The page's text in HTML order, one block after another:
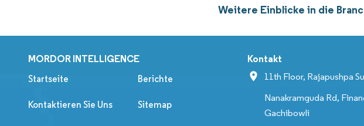
Weitere Einblicke in die
MORDOR INTELLIGENCE
Startseite Berichte
Kontaktieren Sie Uns Sitemap
Kontakt
11th Floor, Rajapushpa
Nanakramguda Rd,
Gachibowli